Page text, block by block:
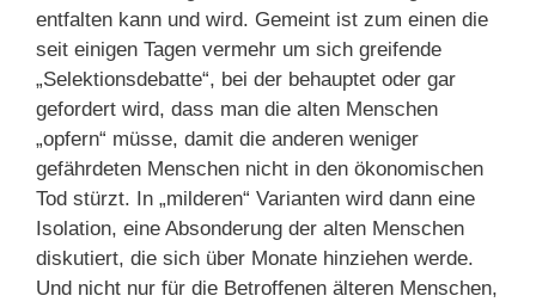
entfalten kann und wird. Gemeint ist zum einen die
seit einigen Tagen vermehr um sich greifende
„Selektionsdebatte“, bei der behauptet oder gar
gefordert wird, dass man die alten Menschen
„opfern“ müsse, damit die anderen weniger
gefährdeten Menschen nicht in den ökonomischen
Tod stürzt. In „milderen“ Varianten wird dann eine
Isolation, eine Absonderung der alten Menschen
diskutiert, die sich über Monate hinziehen werde.
Und nicht nur für die Betroffenen älteren Menschen,